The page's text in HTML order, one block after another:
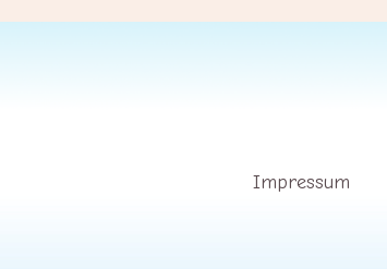
Impressum